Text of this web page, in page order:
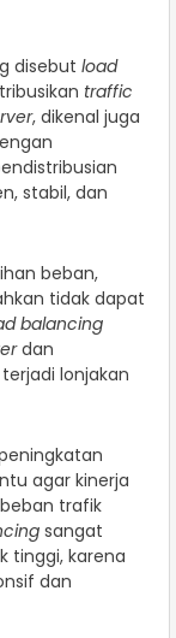
disebut load
traffic
, dikenal juga
stabil, dan
beban,
tidak dapat
balancing
dan
lonjakan
agar kinerja
trafik
sangat
tinggi, karena
dan